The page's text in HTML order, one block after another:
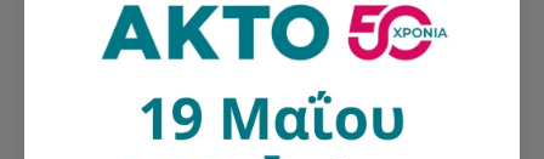
17/5/2023«Human Nature» Με αφορμή τον εορτασμό της
Διεθνούς Ημέρας Μουσείων (18/5),…